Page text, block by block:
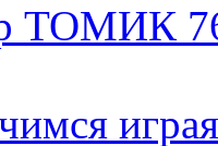
ТОМИК
играя